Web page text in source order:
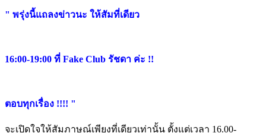
" พรุ่งนี้แถลงข่าวนะ ให้สัมที่เดียว
16:00-19:00 ที่ Fake Club รัชดา ค่ะ !!
ตอบทุกเรื่อง !!!! "
จะเปิดใจให้สัมภาษณ์เพียงที่เดียวเท่านั้น ตั้งแต่เวลา 16.00-